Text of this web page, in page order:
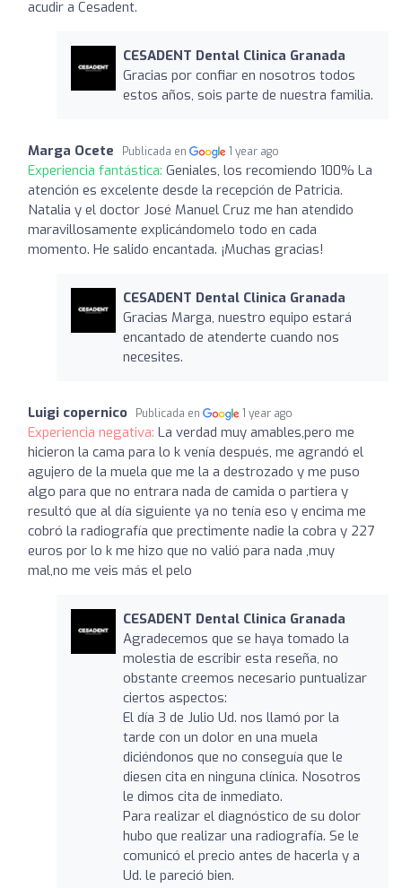
acudir a Cesadent.
CESADENT Dental Clinica Granada
Gracias por confiar en nosotros todos
estos años, sois parte de nuestra familia.
Marga Ocete Publicada en 1 year ago
Experiencia fantástica: Geniales, los recomiendo 100% La
atención es excelente desde la recepción de Patricia.
Natalia y el doctor José Manuel Cruz me han atendido
maravillosamente explicándomelo todo en cada
momento. He salido encantada. ¡Muchas gracias!
CESADENT Dental Clinica Granada
Gracias Marga, nuestro equipo estará
encantado de atenderte cuando nos
necesites.
Luigi copernico Publicada en 1 year ago
Experiencia negativa: La verdad muy amables,pero me
hicieron la cama para lo k venía después, me agrandó el
agujero de la muela que me la a destrozado y me puso
algo para que no entrara nada de camida o partiera y
resultó que al día siguiente ya no tenía eso y encima me
cobró la radiografía que prectimente nadie la cobra y 227
euros por lo k me hizo que no valió para nada ,muy
mal,no me veis más el pelo
CESADENT Dental Clinica Granada
Agradecemos que se haya tomado la
molestia de escribir esta reseña, no
obstante creemos necesario puntualizar
ciertos aspectos:
El día 3 de Julio Ud. nos llamó por la
tarde con un dolor en una muela
diciéndonos que no conseguía que le
diesen cita en ninguna clínica. Nosotros
le dimos cita de inmediato.
Para realizar el diagnóstico de su dolor
hubo que realizar una radiografía. Se le
comunicó el precio antes de hacerla y a
Ud. le pareció bien.